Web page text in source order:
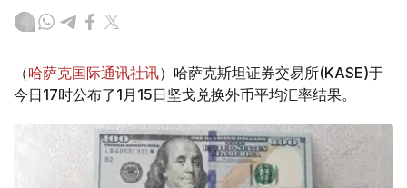
（哈萨克国际通讯社讯）哈萨克斯坦证券交易所(KASE)于
今日17时公布了1月15日坚戈兑换外币平均汇率结果。